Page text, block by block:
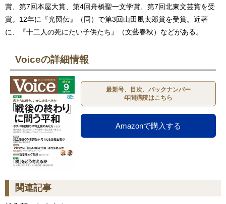
賞、第7回本屋大賞、第4回舟橋聖一文学賞、第7回北東文芸賞を受
賞。12年に『光圀伝』（同）で第3回山田風太郎賞を受賞。近著
に、『十二人の死にたい子供たち』（文藝春秋）などがある。
Voiceの詳細情報
最新号、目次、バックナンバー
年間購読はこちら
Amazonで購入する
関連記事